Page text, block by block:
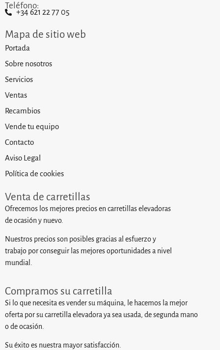
Teléfono:
+34 621 22 77 05
Mapa de sitio web
Portada
Sobre nosotros
Servicios
Ventas
Recambios
Vende tu equipo
Contacto
Aviso Legal
Política de cookies
Venta de carretillas
Ofrecemos los mejores precios en carretillas elevadoras
de ocasión y nuevo.
Nuestros precios son posibles gracias al esfuerzo y
trabajo por conseguir las mejores oportunidades a nivel
mundial.
Compramos su carretilla
Si lo que necesita es vender su máquina, le hacemos la mejor
oferta por su carretilla elevadora ya sea usada, de segunda mano
o de ocasión.
Su éxito es nuestra mayor satisfacción.